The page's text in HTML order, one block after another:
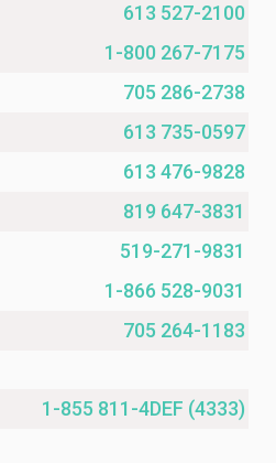
613 527-2100
1-800 267-7175
705 286-2738
613 735-0597
613 476-9828
819 647-3831
519-271-9831
1-866 528-9031
705 264-1183
1-855 811-4DEF (4333)